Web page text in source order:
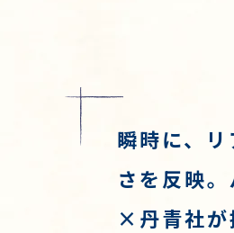
瞬時に、
さを反映
×丹青社が